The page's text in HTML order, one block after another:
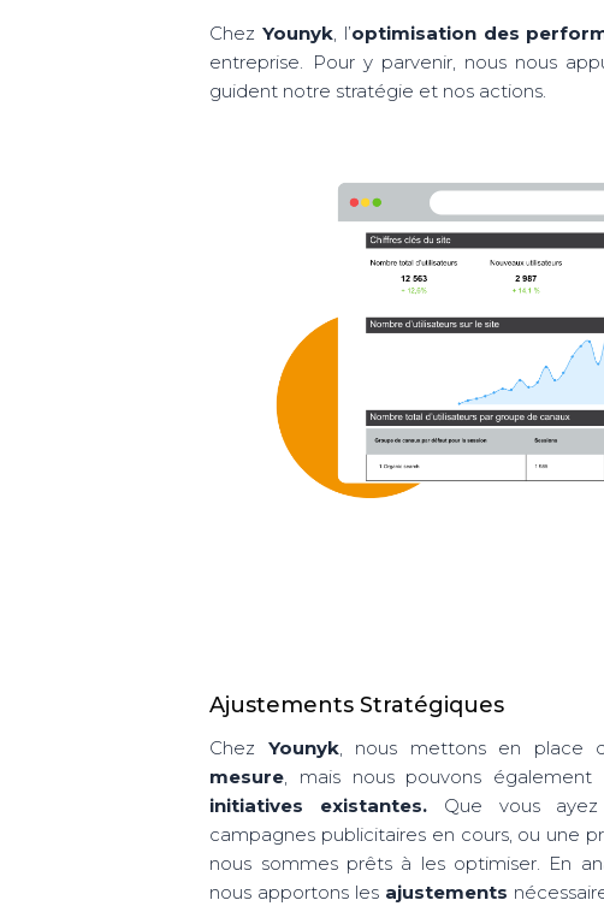
ChezYounyk, l’optimisation des
entreprise. Pour y parvenir, nous nous
guident notre stratégie et nos actions.
Ajustements Stratégiques
Chez Younyk, nous mettons en place
mesure, mais nous pouvons également
initiatives existantes. Que vous
campagnes publicitaires en cours, ou une
nous sommes prêts à les optimiser. En
nous apportons les ajustements